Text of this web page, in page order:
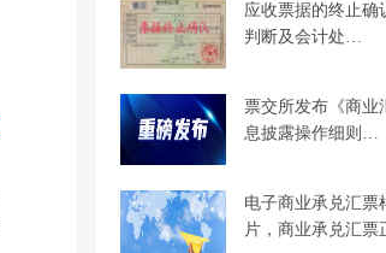
应收票据的终止确
判断及会计处…
票交所发布《商业
息披露操作细则…
电子商业承兑汇票
片，商业承兑汇